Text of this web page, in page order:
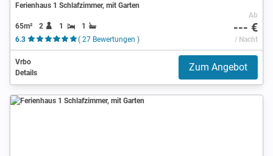
Ferienhaus 1 Schlafzimmer, mit Garten
65m² 2 1
1
6.3
( 27 Bewertungen )
Ab
--- €
/ Nacht
Vrbo
Details
Zum Angebot